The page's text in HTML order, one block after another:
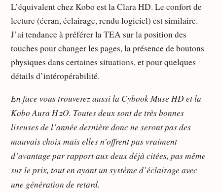
L’équivalent chez Kobo est la Clara HD. Le confort de
lecture (écran, éclairage, rendu logiciel) est similaire.
J’ai tendance à préférer la TEA sur la position des
touches pour changer les pages, la présence de boutons
physiques dans certaines situations, et pour quelques
détails d’intéropérabilité.
En face vous trouverez aussi la Cybook Muse HD et la
Kobo Aura H2O. Toutes deux sont de très bonnes
liseuses de l’année dernière donc ne seront pas des
mauvais choix mais elles n’offrent pas vraiment
d’avantage par rapport aux deux déjà citées, pas même
sur le prix, tout en ayant un système d’éclairage avec
une génération de retard.